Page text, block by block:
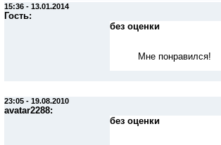
15:36 - 13.01.2014
Гость:
без оценки
Мне понравился!
23:05 - 19.08.2010
avatar2288:
без оценки